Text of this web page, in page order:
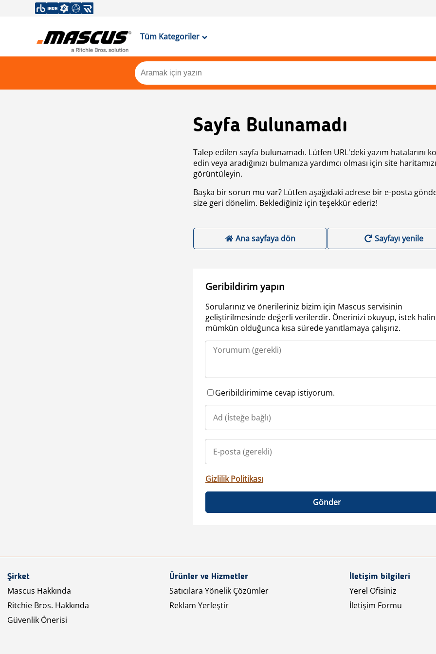
Tüm Kategoriler
Sayfa Bulunamadı
Talep edilen sayfa bulunamadı. Lütfen URL'deki yazım hatalarını
edin veya aradığınızı bulmanıza yardımcı olması için site haritamızı
görüntüleyin.
Başka bir sorun mu var? Lütfen aşağıdaki adrese bir e-posta
size geri dönelim. Beklediğiniz için teşekkür ederiz!
Ana sayfaya dön Sayfayı yenile
Geribildirim yapın
Sorularınız ve önerileriniz bizim için Mascus servisinin
geliştirilmesinde değerli verilerdir. Önerinizi okuyup, istek
mümkün olduğunca kısa sürede yanıtlamaya çalışırız.
Geribildirimime cevap istiyorum.
Gizlilik Politikası
Gönder
Şirket
Mascus Hakkında
Ritchie Bros. Hakkında
Güvenlik Önerisi
Ürünler ve Hizmetler
Satıcılara Yönelik Çözümler
Reklam Yerleştir
İletişim bilgileri
Yerel Ofisiniz
İletişim Formu